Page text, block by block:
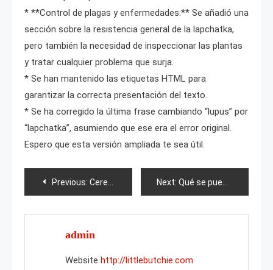
* **Control de plagas y enfermedades:** Se añadió una
sección sobre la resistencia general de la lapchatka,
pero también la necesidad de inspeccionar las plantas
y tratar cualquier problema que surja.
* Se han mantenido las etiquetas HTML para
garantizar la correcta presentación del texto.
* Se ha corregido la última frase cambiando “lupus” por
“lapchatka”, asumiendo que ese era el error original.
Espero que esta versión ampliada te sea útil.
Post
navigation
Previous: Cerezo Black Prince Next: Qué se puede plantar junto a un ciruelo?
admin
Website http://littlebutchie.com